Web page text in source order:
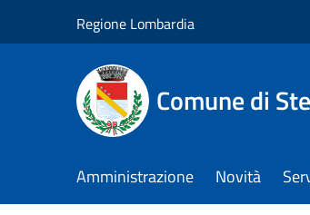
Regione Lombardia
Comune di
Amministrazione Novità